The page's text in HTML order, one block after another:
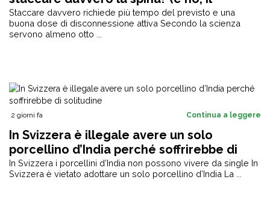
weekend non basta)
Staccare davvero richiede più tempo del previsto e una
buona dose di disconnessione attiva Secondo la scienza
servono almeno otto ...
2 giorni fa Continua a leggere
In Svizzera è illegale avere un solo
porcellino d’India perché soffrirebbe di
solitudine
In Svizzera i porcellini d’India non possono vivere da single In
Svizzera è vietato adottare un solo porcellino d’India La ...